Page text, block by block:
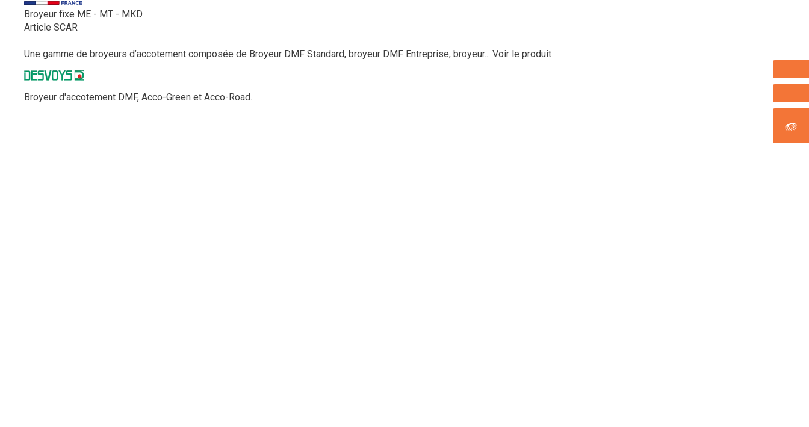
Broyeur fixe ME - MT - MKD
Article SCAR
Une gamme de broyeurs d’accotement composée de Broyeur DMF Standard, broyeur DMF Entreprise, broyeur... Voir le produit
Broyeur d'accotement DMF, Acco-Green et Acco-Road.